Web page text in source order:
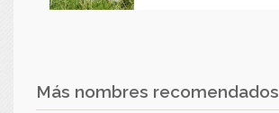
Más nombres recomendados